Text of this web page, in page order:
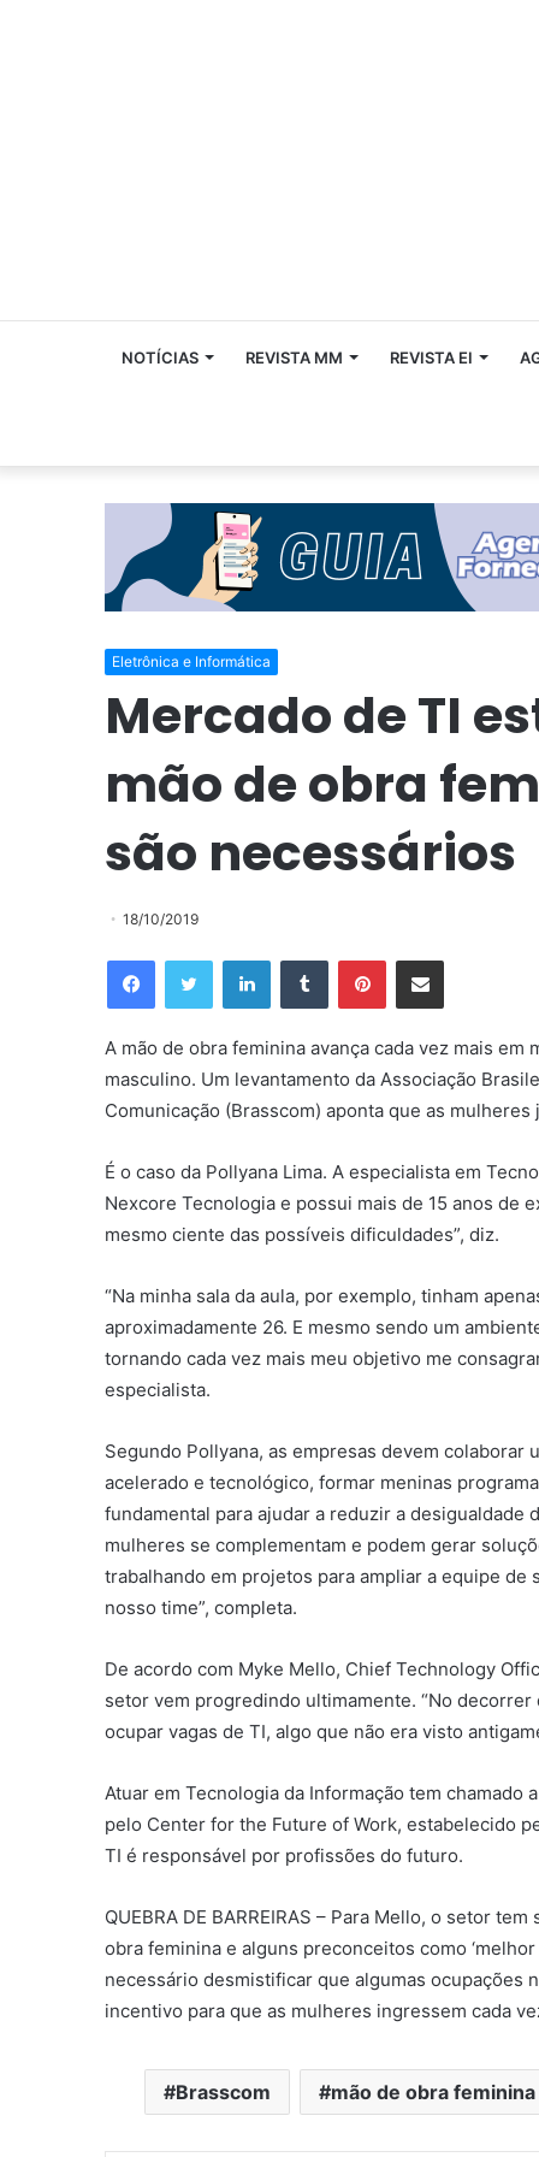
NOTÍCIAS REVISTA MM REVISTA EI
Eletrônica e Informática
Mercado de TI
mão de obra
são necessários
18/10/2019
A mão de obra feminina avança cada vez mais
masculino. Um levantamento da Associação
Comunicação (Brasscom) aponta que as
É o caso da Pollyana Lima. A especialista em
Nexcore Tecnologia e possui mais de 15 anos de
mesmo ciente das possíveis dificuldades”, diz.
“Na minha sala da aula, por exemplo, tinham
aproximadamente 26. E mesmo sendo um
tornando cada vez mais meu objetivo me
especialista.
Segundo Pollyana, as empresas devem colaborar
acelerado e tecnológico, formar meninas
fundamental para ajudar a reduzir a
mulheres se complementam e podem gerar
trabalhando em projetos para ampliar a equipe
nosso time”, completa.
De acordo com Myke Mello, Chief Technology
setor vem progredindo ultimamente. “No
ocupar vagas de TI, algo que não era visto
Atuar em Tecnologia da Informação tem
pelo Center for the Future of Work, estabelecido
TI é responsável por profissões do futuro.
QUEBRA DE BARREIRAS – Para Mello, o setor
obra feminina e alguns preconceitos como
necessário desmistificar que algumas ocupações
incentivo para que as mulheres ingressem cada
Brasscom mão de obra feminina